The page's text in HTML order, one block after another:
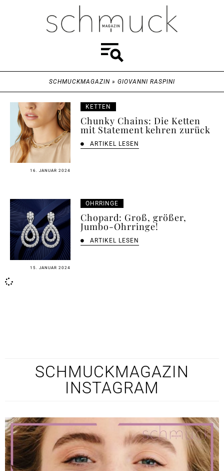
SCHMUCKMAGAZIN » GIOVANNI RASPINI
16. JANUAR 2024
KETTEN
Chunky Chains: Die Ketten
mit Statement kehren zurück
ARTIKEL LESEN
15. JANUAR 2024
OHRRINGE
Chopard: Groß, größer,
Jumbo-Ohrringe!
ARTIKEL LESEN
SCHMUCKMAGAZIN
INSTAGRAM